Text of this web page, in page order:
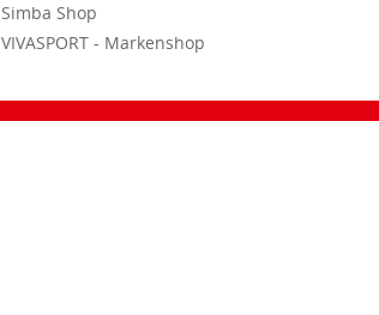
Simba Shop
VIVASPORT - Markenshop